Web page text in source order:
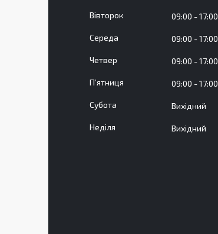
Вівторок 09:00 17:00
Середа 09:00 17:00
Четвер 09:00 17:00
Пʼятниця 09:00 17:00
Субота Вихідний
Неділя Вихідний